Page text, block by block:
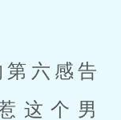
六感告
这个男